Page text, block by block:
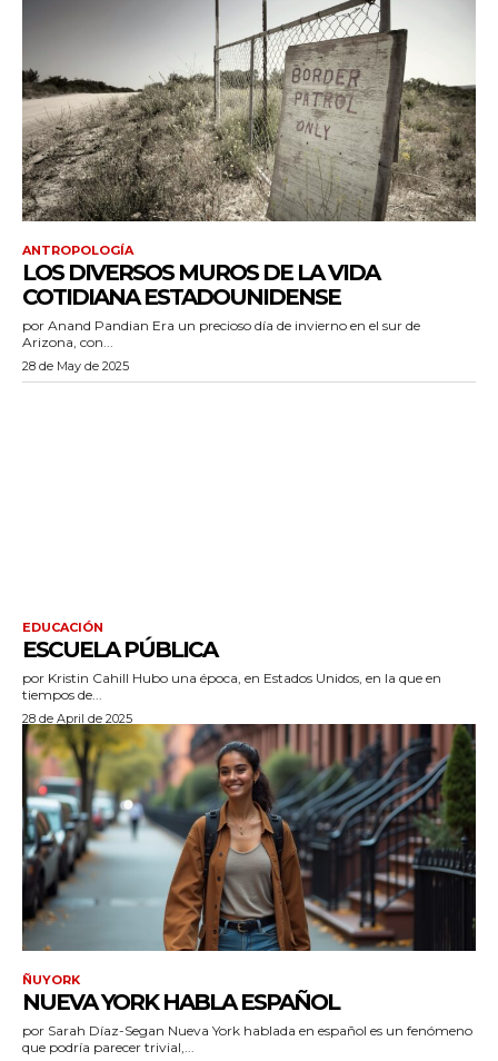
ANTROPOLOGÍA
LOS DIVERSOS MUROS DE LA VIDA
COTIDIANA ESTADOUNIDENSE
por Anand Pandian Era un precioso día de invierno en el sur de
Arizona, con...
28 de May de 2025
EDUCACIÓN
ESCUELA PÚBLICA
por Kristin Cahill Hubo una época, en Estados Unidos, en la que en
tiempos de...
28 de April de 2025
ÑUYORK
NUEVA YORK HABLA ESPAÑOL
por Sarah Díaz-Segan Nueva York hablada en español es un fenómeno
que podría parecer trivial,...